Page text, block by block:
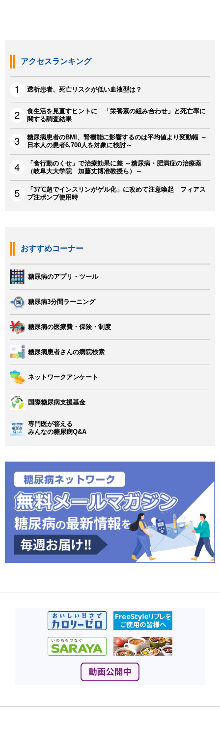
アクセスランキング
透析患者、死亡リスクが低い血液型は？
食生活を見直すヒントに 「栄養素の組み合わせ」と死亡率に
関する調査結果
糖尿病患者のBMI、腎機能に影響するのは平均値より変動幅 ～
日本人の患者6,700人を対象に検討～
「食行動のくせ」で治療効果に差 ～糖尿病・肥満症の治療薬
（岐阜大大学院 加藤丈博准教授ら）～
「37℃超でインスリンがゲル化」に改めて注意喚起 フィアス
プ注ポンプ使用時
おすすめコーナー
糖尿病のアプリ・ツール
糖尿病3分間ラーニング
糖尿病の医療費・保険・制度
糖尿病患者さんの病院検索
ネットワークアンケート
国際糖尿病支援基金
専門医が答える
みんなの糖尿病Q&A